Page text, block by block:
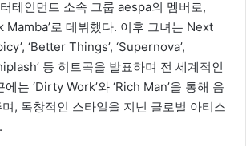
테인먼트 소속 그룹 aespa의 멤버로,
Mamba’로 데뷔했다. 이후 그녀는 Next
‘Better Things’, ‘Supernova’,
등 히트곡을 발표하며 전 세계적인
는 ‘Dirty Work’와 ‘Rich Man’을 통해 음
, 독창적인 스타일을 지닌 글로벌 아티스